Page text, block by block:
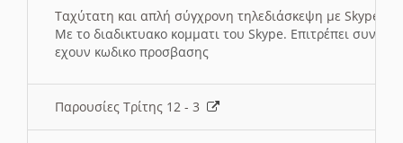
Ταχύτατη και απλή σύγχρονη τηλεδιάσκεψη με Skype
Με το διαδικτυακο κομματι του Skype. Επιτρέπει
εχουν κωδικο προσβασης
Παρουσίες Τρίτης 12 - 3